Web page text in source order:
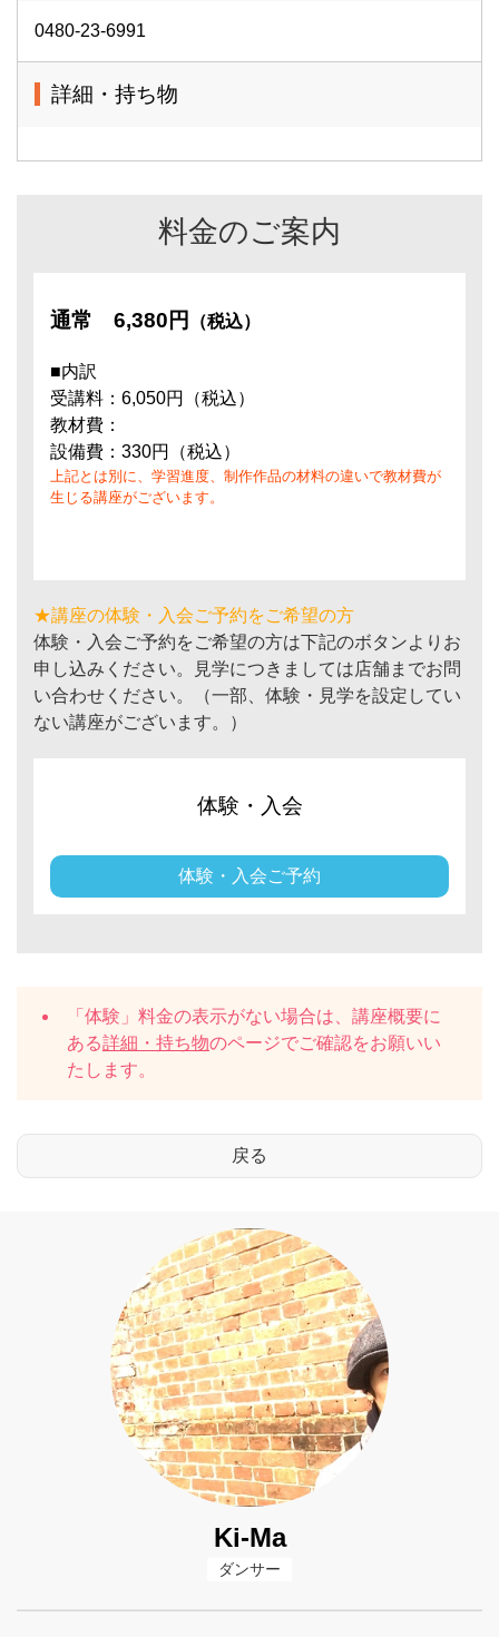
0480-23-6991
詳細・持ち物
料金のご案内
通常 6,380円 （税込）
■内訳
受講料：6,050円（税込）
教材費：
設備費：330円（税込）
上記とは別に、学習進度、制作作品の材料の違いで教材費が
生じる講座がございます。
★講座の体験・入会ご予約をご希望の方
体験・入会ご予約をご希望の方は下記のボタンよりお
申し込みください。見学につきましては店舗までお問
い合わせください。（一部、体験・見学を設定してい
ない講座がございます。）
体験・入会
体験・入会ご予約
「体験」料金の表示がない場合は、講座概要に
ある詳細・持ち物のページでご確認をお願いい
たします。
Ki-Ma
ダンサー